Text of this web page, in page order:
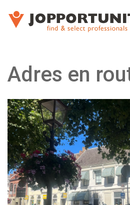
TEAM
EXECUTIVE SEARCH
MARKET RESEARCH
CARRIÈRECOACHING
Adres en